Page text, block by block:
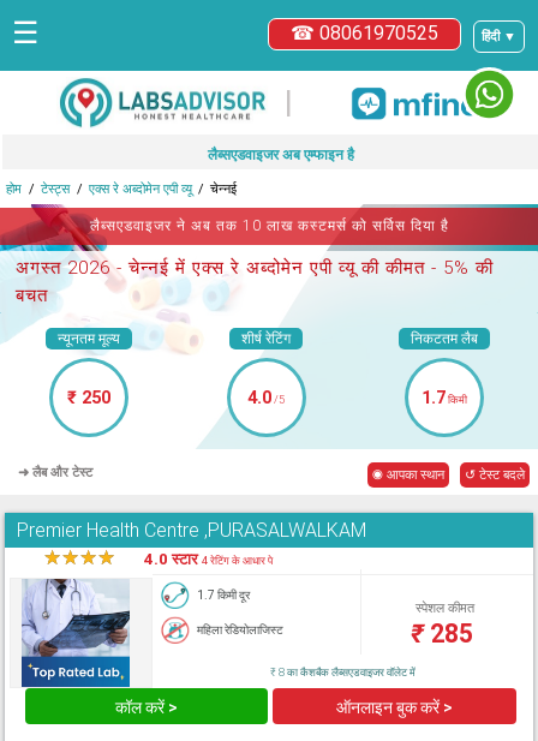
हिंदी ▼
☎ 08061970525
☰
|
लैब्सएडवाइजर अब एम्फाइन है
होम टेस्ट्स एक्स रे अब्दोमेन एपी व्यू चेन्नई
लैब्सएडवाइजर ने अब तक 10 लाख कस्टमर्स को सर्विस दिया है
अगस्त 2026 -चेन्नई में एक्स रे अब्दोमेन एपी व्यूकी कीमत - 5% की
बचत
न्यूनतम मूल्य
₹ 250
शीर्ष रेटिंग
4.0/5
निकटतम लैब
1.7 किमी
➜ लैब और टेस्ट ◉ आपका स्थान ↺ टेस्ट बदले
Premier Health Centre ,PURASALWALKAM
★★★★ 4.0 स्टार4 रेटिंग के आधार पे
1.7 किमी दूर
महिला रेडियोलाजिस्ट
स्पेशल कीमत
₹285
₹ 8 का कैशबैक लैब्सएडवाइजर वॉलेट में
कॉल करें > ऑनलाइन बुक करें >